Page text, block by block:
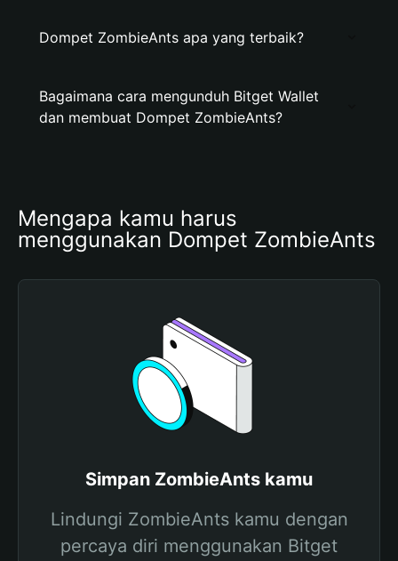
Dompet ZombieAnts apa yang terbaik?
Bagaimana cara mengunduh Bitget Wallet
dan membuat Dompet ZombieAnts?
Mengapa kamu harus
menggunakan Dompet ZombieAnts
Simpan ZombieAnts kamu
Lindungi ZombieAnts kamu dengan
percaya diri menggunakan Bitget